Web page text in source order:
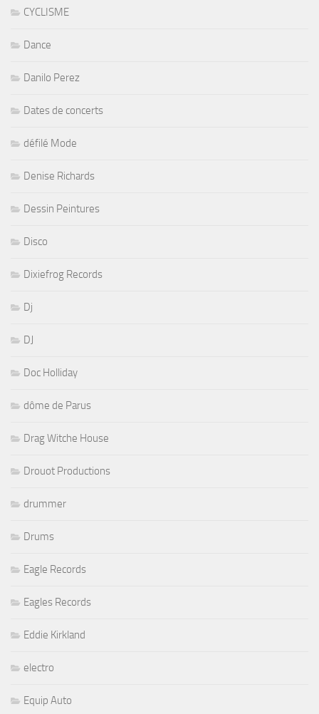
CYCLISME
Dance
Danilo Perez
Dates de concerts
défilé Mode
Denise Richards
Dessin Peintures
Disco
Dixiefrog Records
Dj
DJ
Doc Holliday
dôme de Parus
Drag Witche House
Drouot Productions
drummer
Drums
Eagle Records
Eagles Records
Eddie Kirkland
electro
Equip Auto